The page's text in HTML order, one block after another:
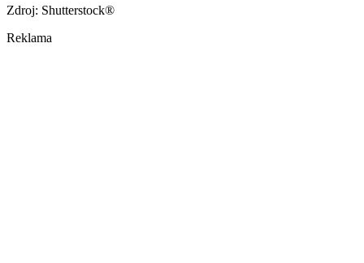
Zdroj: Shutterstock®
Reklama